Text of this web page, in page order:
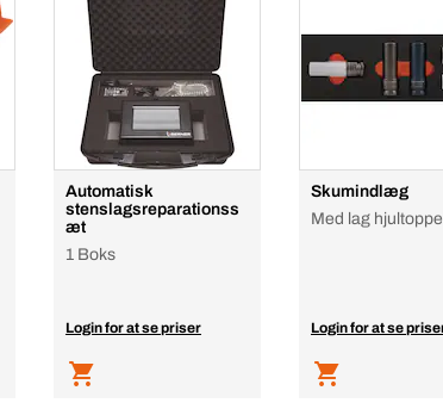
Automatisk
stenslagsreparationss
æt
1 Boks
Login for at se priser
Skumindlæg
Med lag
Login for at se